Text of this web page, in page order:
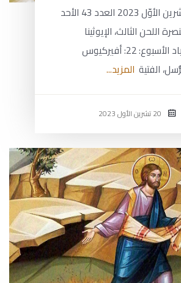
الأحد 22 تشرين الأوّل 2023 العدد 43 الأحد
اللحن الثالث، الإيوثينا
التاسعةأعياد الأسبوع: 22: أفيركيوس
الفتية المزيد...